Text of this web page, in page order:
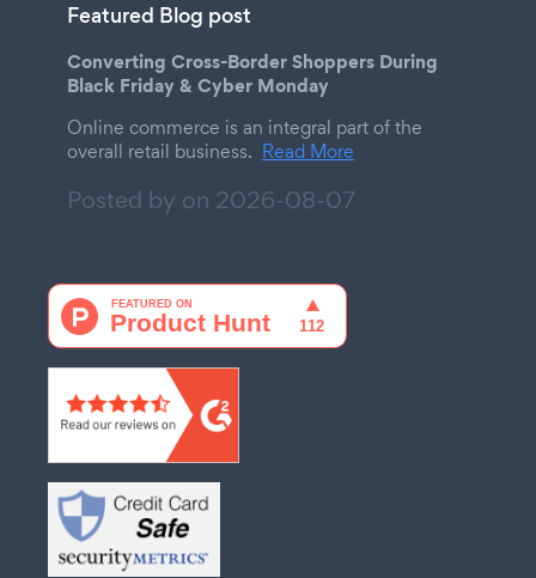
Featured Blog post
Converting Cross-Border Shoppers During
Black Friday & Cyber Monday
Online commerce is an integral part of the
overall retail business. Read More
Posted by on 2026-08-07